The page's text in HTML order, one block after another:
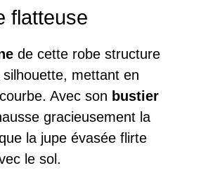
flatteuse
de cette robe structure
mettant en
Avec son bustier
gracieusement la
la jupe évasée flirte
le sol.